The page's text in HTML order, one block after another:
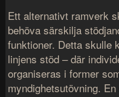
Ett alternativt ramverk
behöva särskilja
funktioner. Detta skulle
linjens stöd – där
organiseras i former
myndighetsutövning.